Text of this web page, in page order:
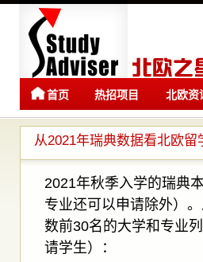
首页 热招项目 北欧资
从2021年瑞典数据看北欧留
2021年秋季入学的瑞典
专业还可以申请除外）
数前30名的大学和专业
请学生）：